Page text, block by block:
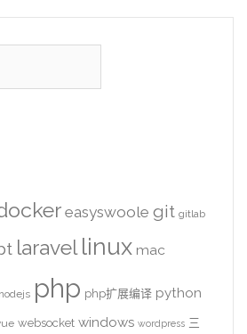
easyswoole git gitlab
laravel linux mac
nodejs php php扩展编译 python
websocket windows wordpress 三